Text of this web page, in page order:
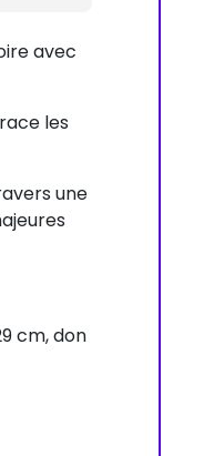
avec
les
une
cm, don